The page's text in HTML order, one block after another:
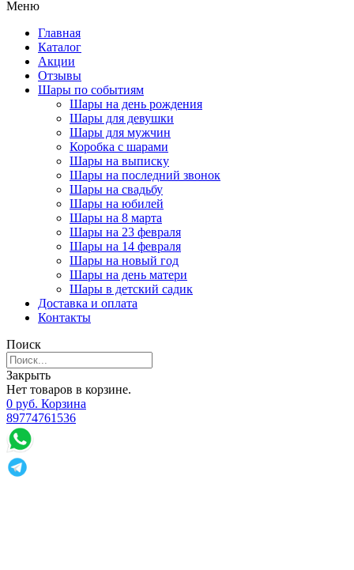
Меню
Главная
Каталог
Акции
Отзывы
Шары по событиям
Шары на день рождения
Шары для девушки
Шары для мужчин
Коробка с шарами
Шары на выписку
Шары на последний звонок
Шары на свадьбу
Шары на юбилей
Шары на 8 марта
Шары на 23 февраля
Шары на 14 февраля
Шары на новый год
Шары на день матери
Шары в детский садик
Доставка и оплата
Контакты
Поиск
Закрыть
Нет товаров в корзине.
0 руб. Корзина
89774761536